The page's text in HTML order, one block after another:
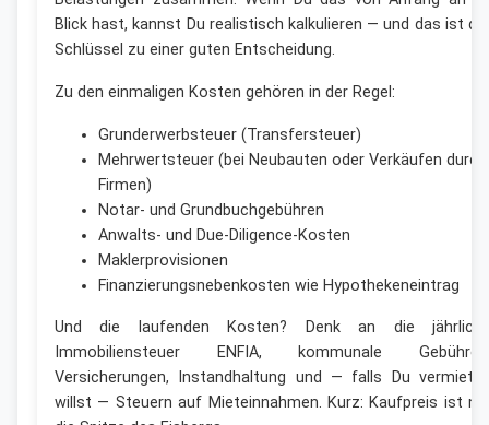
Blick hast, kannst Du realistisch kalkulieren — und das ist
Schlüssel zu einer guten Entscheidung.
Zu den einmaligen Kosten gehören in der Regel:
Grunderwerbsteuer (Transfersteuer)
Mehrwertsteuer (bei Neubauten oder Verkäufen durch
Firmen)
Notar- und Grundbuchgebühren
Anwalts- und Due-Diligence-Kosten
Maklerprovisionen
Finanzierungsnebenkosten wie Hypothekeneintrag
Und die laufenden Kosten? Denk an die
Immobiliensteuer ENFIA, kommunale
Versicherungen, Instandhaltung und — falls Du
willst — Steuern auf Mieteinnahmen. Kurz: Kaufpreis ist